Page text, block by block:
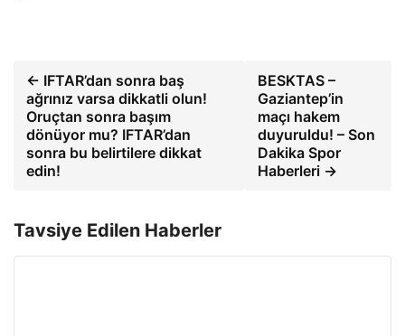
← IFTAR’dan sonra baş
ağrınız varsa dikkatli olun!
Oruçtan sonra başım
dönüyor mu? IFTAR’dan
sonra bu belirtilere dikkat
edin!
BESKTAS –
Gaziantep’in
maçı hakem
duyuruldu! – Son
Dakika Spor
Haberleri →
Tavsiye Edilen Haberler